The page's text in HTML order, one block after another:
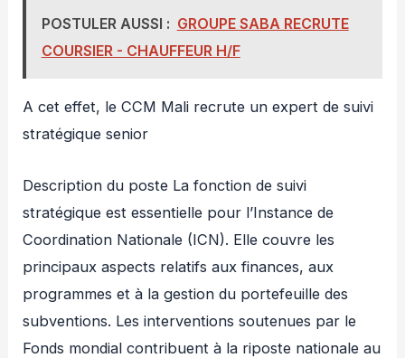
POSTULER AUSSI : GROUPE SABA RECRUTE
COURSIER - CHAUFFEUR H/F
A cet effet, le CCM Mali recrute un expert de suivi
stratégique senior
Description du poste La fonction de suivi
stratégique est essentielle pour l’Instance de
Coordination Nationale (ICN). Elle couvre les
principaux aspects relatifs aux finances, aux
programmes et à la gestion du portefeuille des
subventions. Les interventions soutenues par le
Fonds mondial contribuent à la riposte nationale au